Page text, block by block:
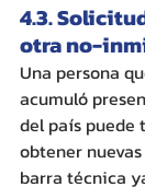
4.3.
otra no-
Una persona
acumuló
del país puede
obtener
barra técnica